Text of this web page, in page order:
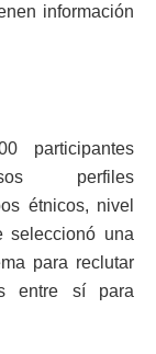
información
participantes
perfiles
étnicos, nivel
seleccionó una
para reclutar
entre sí para